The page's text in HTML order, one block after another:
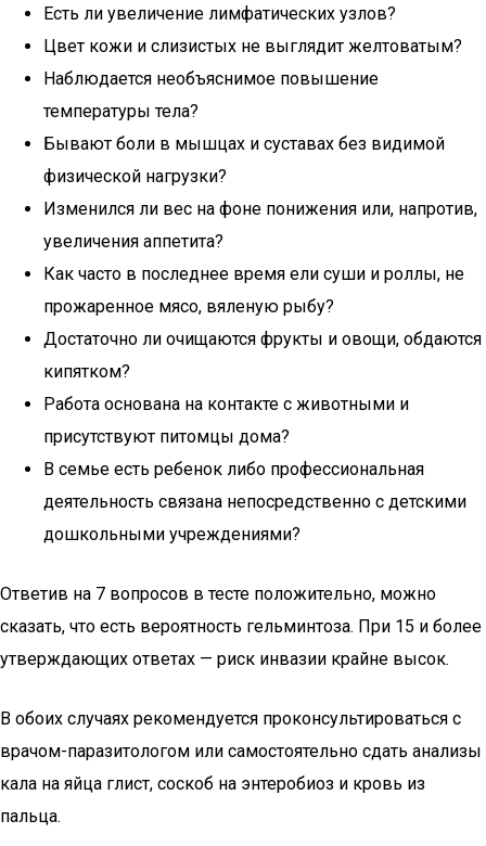
Есть ли увеличение лимфатических узлов?
Цвет кожи и слизистых не выглядит желтоватым?
Наблюдается необъяснимое повышение
температуры тела?
Бывают боли в мышцах и суставах без видимой
физической нагрузки?
Изменился ли вес на фоне понижения или, напротив,
увеличения аппетита?
Как часто в последнее время ели суши и роллы, не
прожаренное мясо, вяленую рыбу?
Достаточно ли очищаются фрукты и овощи, обдаются
кипятком?
Работа основана на контакте с животными и
присутствуют питомцы дома?
В семье есть ребенок либо профессиональная
деятельность связана непосредственно с детскими
дошкольными учреждениями?
Ответив на 7 вопросов в тесте положительно, можно
сказать, что есть вероятность гельминтоза. При 15 и более
утверждающих ответах — риск инвазии крайне высок.
В обоих случаях рекомендуется проконсультироваться с
врачом-паразитологом или самостоятельно сдать анализы
кала на яйца глист, соскоб на энтеробиоз и кровь из
пальца.